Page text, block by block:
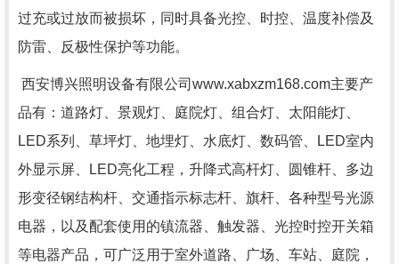
过充或过放而被损坏，同时具备光控、时控、温度补偿及
防雷、反极性保护等功能。
西安博兴照明设备有限公司www.xabxzm168.com主要产
品有：道路灯、景观灯、庭院灯、组合灯、太阳能灯、
LED系列、草坪灯、地埋灯、水底灯、数码管、LED室内
外显示屏、LED亮化工程，升降式高杆灯、圆锥杆、多边
形变径钢结构杆、交通指示标志杆、旗杆、各种型号光源
电器，以及配套使用的镇流器、触发器、光控时控开关箱
等电器产品，可广泛用于室外道路、广场、车站、庭院，